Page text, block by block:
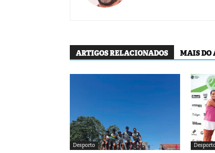
ARTIGOS RELACIONADOS MAIS DO
Desporto